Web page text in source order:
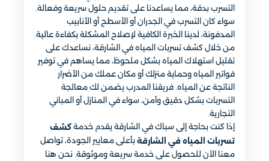
التسرب بدقة، مما يساعدنا على تقديم حلول سريعة وفعالة.
سواء كان التسرب في الجدران أو الأسطح أو الأنابيب
المدفونة، لدينا الخبرة الكافية لإصلاح المشكلة بكفاءة عالية.
من خلال كشف تسربات المياه في الشارقة، نساعدك على
تقليل استهلاك المياه بشكل ملحوظ، مما يساهم في توفير
فواتير المياه وحماية منزلك أو مكان عملك من الأضرار
الناتجة عن المياه. فريقنا المدرب يضمن لك معالجة
التسربات بشكل دقيق وآمن، سواء في المنازل أو المباني
التجارية.
إذا كنت بحاجة إلى سباك في الشارقة يقدم خدمة كشف
تسربات المياه في الشارقة بأعلى معايير الجودة، تواصل
معنا الآن للحصول على خدمة سريعة وموثوقة. نحن هنا